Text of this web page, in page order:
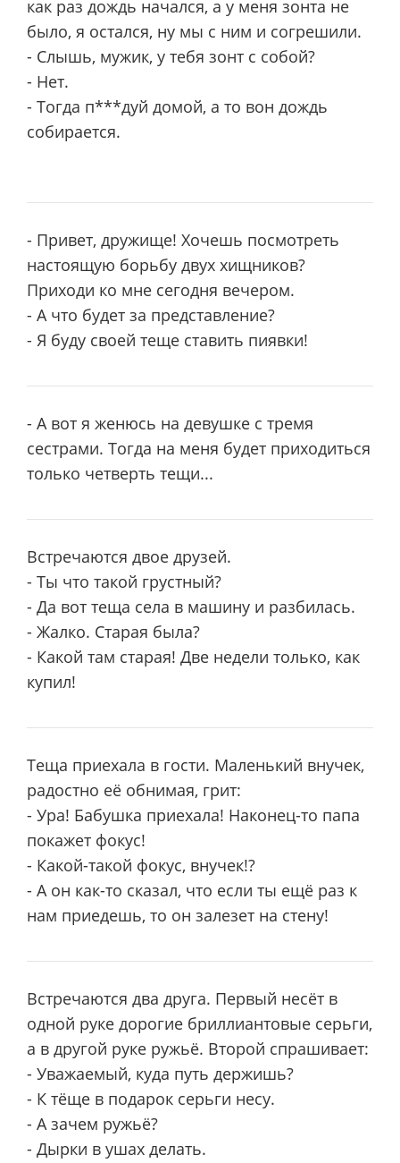
как раз дождь начался, а у меня зонта не
было, я остался, ну мы с ним и согрешили.
- Слышь, мужик, у тебя зонт с собой?
- Нет.
- Тогда п***дуй домой, а то вон дождь
собирается.
- Привет, дружище! Хочешь посмотреть
настоящую борьбу двух хищников?
Приходи ко мне сегодня вечером.
- А что будет за представление?
- Я буду своей теще ставить пиявки!
- А вот я женюсь на девушке с тpемя
сестpами. Тогда на меня будет пpиходиться
только четвеpть тещи...
Встречаются двое друзей.
- Ты что такой грустный?
- Да вот теща села в машину и разбилась.
- Жалко. Старая была?
- Какой там старая! Две недели только, как
купил!
Теща приехала в гости. Маленький внучек,
радостно её обнимая, грит:
- Ура! Бабушка приехала! Наконец-то папа
покажет фокус!
- Какой-такой фокус, внучек!?
- А он как-то сказал, что если ты ещё раз к
нам приедешь, то он залезет на стену!
Встречаются два друга. Первый несёт в
одной руке дорогие бриллиантовые серьги,
а в другой руке ружьё. Второй спрашивает:
- Уважаемый, куда путь держишь?
- К тёще в подарок серьги несу.
- А зачем ружьё?
- Дырки в ушах делать.